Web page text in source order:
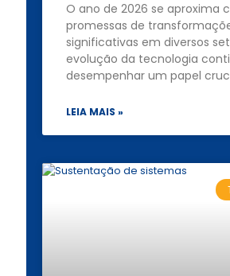
O ano de 2026 se aproxima
promessas de
significativas em diversos
evolução da tecnologia
desempenhar um papel
LEIA MAIS »